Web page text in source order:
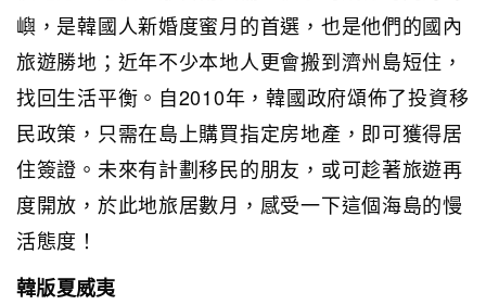
嶼，是韓國人新婚度蜜月的首選，也是他們的國內
旅遊勝地；近年不少本地人更會搬到濟州島短住，
找回生活平衡。自2010年，韓國政府頌佈了投資移
民政策，只需在島上購買指定房地產，即可獲得居
住簽證。未來有計劃移民的朋友，或可趁著旅遊再
度開放，於此地旅居數月，感受一下這個海島的慢
活態度！
韓版夏威夷